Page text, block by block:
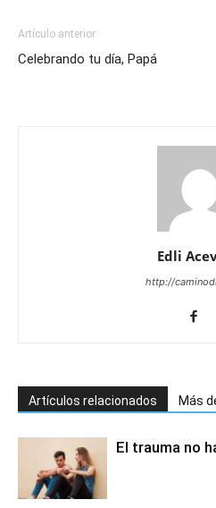
Artículo anterior
Celebrando tu día, Papá
Edli
http://
Artículos relacionados Más
El trauma no